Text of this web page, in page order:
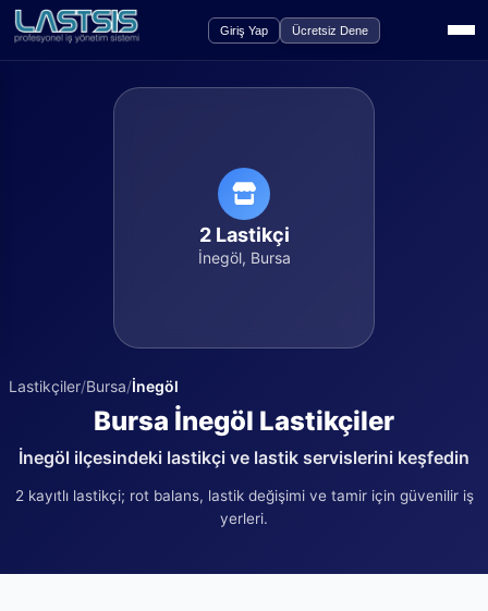
Giriş Yap Ücretsiz Dene
Lastikçiler/Bursa/İnegöl
Bursa İnegöl Lastikçiler
İnegöl ilçesindeki lastikçi ve lastik servislerini keşfedin
2 kayıtlı lastikçi; rot balans, lastik değişimi ve tamir için güvenilir iş
yerleri.
2Lastikçi
İnegöl, Bursa